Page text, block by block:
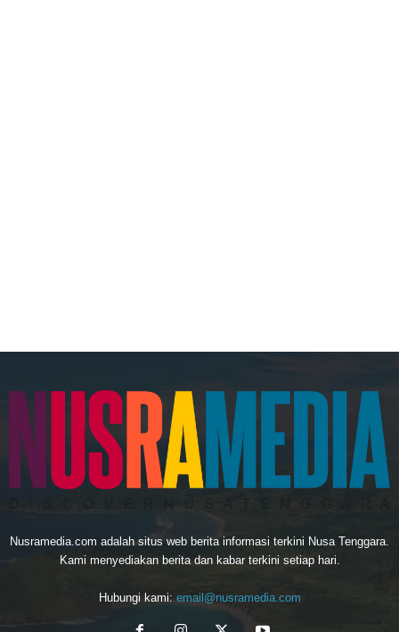
Nusramedia.com adalah situs web berita informasi terkini Nusa Tenggara.
Kami menyediakan berita dan kabar terkini setiap hari.
Hubungi kami: email@nusramedia.com